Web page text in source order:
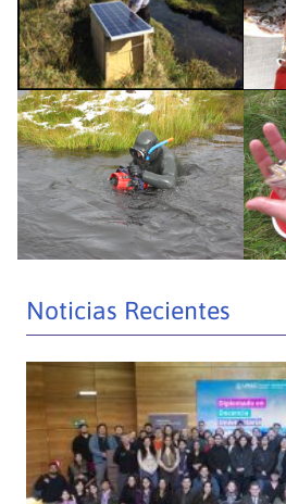
Noticias Recientes